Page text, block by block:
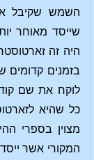
השמש שקיבל
שייסד מאוחר
היה זה
בזמנים קדומים
לוקח את שם
כל שהיא
מצוין בספרי
המקורי אשר